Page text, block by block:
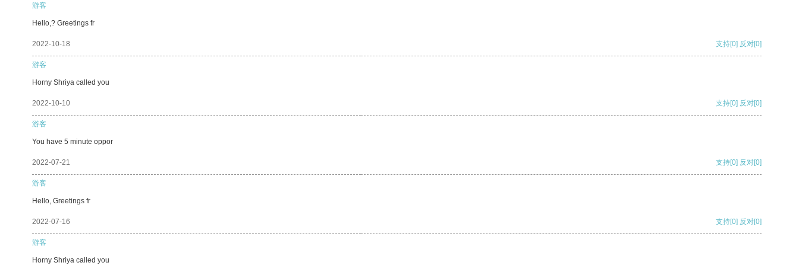
游客
Hello,? Greetings fr
2022-10-18 支持[0] 反对[0]
游客
Horny Shriya called you
2022-10-10 支持[0] 反对[0]
游客
You have 5 minute oppor
2022-07-21 支持[0] 反对[0]
游客
Hello, Greetings fr
2022-07-16 支持[0] 反对[0]
游客
Horny Shriya called you